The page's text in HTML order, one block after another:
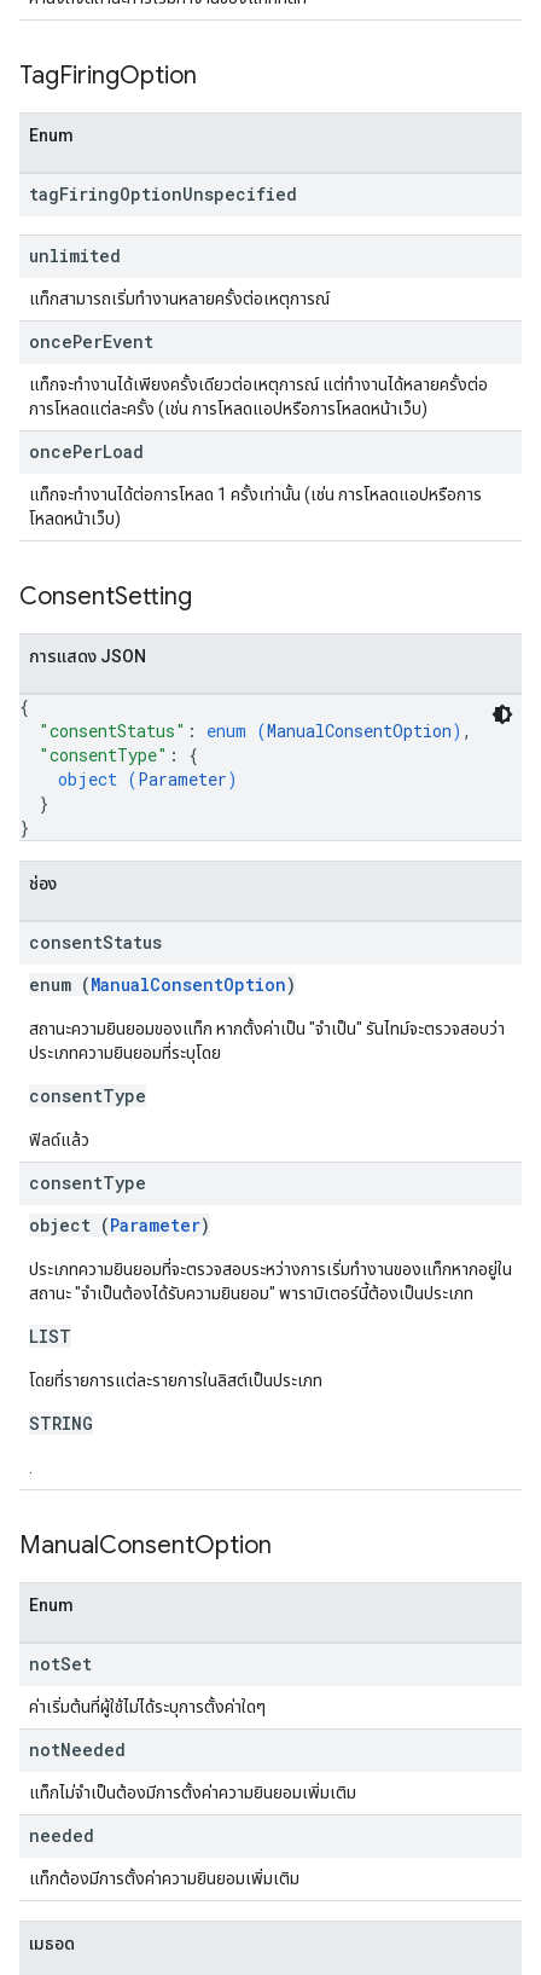
TagFiringOption
Enum
tagFiringOptionUnspecified
unlimited
แท็กสามารถเริ่มทํางานหลายครั้งต่อเหตุการณ์
oncePerEvent
แท็กจะทํางานได้เพียงครั้งเดียวต่อเหตุการณ์ แต่ทํางานได้หลายครั้งต่อ
การโหลดแต่ละครั้ง (เช่น การโหลดแอปหรือการโหลดหน้าเว็บ)
oncePerLoad
แท็กจะทํางานได้ต่อการโหลด 1 ครั้งเท่านั้น (เช่น การโหลดแอปหรือการ
โหลดหน้าเว็บ)
ConsentSetting
การแสดง JSON
{
"consentStatus" : enum (ManualConsentOption) ,
"consentType" : {
object (Parameter)
}
}
ช่อง
consentStatus
enum (ManualConsentOption)
สถานะความยินยอมของแท็ก หากตั้งค่าเป็น "จำเป็น" รันไทม์จะตรวจสอบว่า
ประเภทความยินยอมที่ระบุโดย
consentType
ฟิลด์แล้ว
consentType
object (Parameter)
ประเภทความยินยอมที่จะตรวจสอบระหว่างการเริ่มทํางานของแท็กหากอยู่ใน
สถานะ "จําเป็นต้องได้รับความยินยอม" พารามิเตอร์นี้ต้องเป็นประเภท
LIST
โดยที่รายการแต่ละรายการในลิสต์เป็นประเภท
STRING
ManualConsentOption
Enum
notSet
ค่าเริ่มต้นที่ผู้ใช้ไม่ได้ระบุการตั้งค่าใดๆ
notNeeded
แท็กไม่จําเป็นต้องมีการตั้งค่าความยินยอมเพิ่มเติม
needed
แท็กต้องมีการตั้งค่าความยินยอมเพิ่มเติม
เมธอด